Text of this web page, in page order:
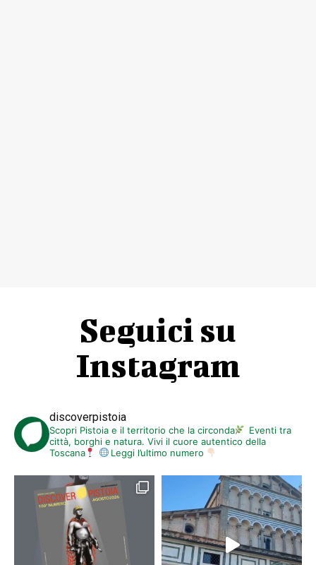
Seguici su
Instagram
discoverpistoia
Scopri Pistoia e il territorio che la circonda
Eventi tra
città, borghi e natura. Vivi il cuore autentico della
Toscana
Leggi l’ultimo numero